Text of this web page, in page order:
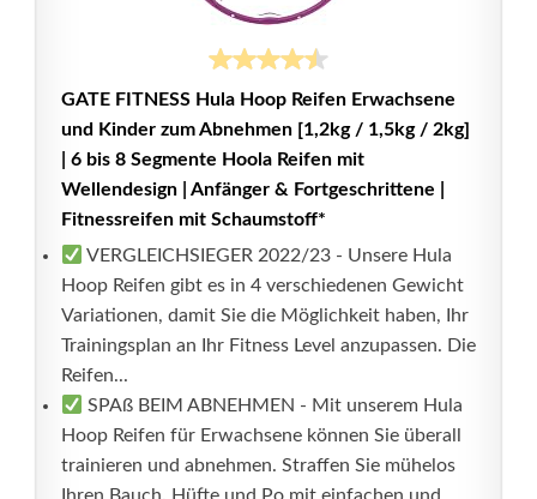
GATE FITNESS Hula Hoop Reifen Erwachsene
und Kinder zum Abnehmen [1,2kg / 1,5kg / 2kg]
| 6 bis 8 Segmente Hoola Reifen mit
Wellendesign | Anfänger & Fortgeschrittene |
Fitnessreifen mit Schaumstoff*
VERGLEICHSIEGER 2022/23 - Unsere Hula
Hoop Reifen gibt es in 4 verschiedenen Gewicht
Variationen, damit Sie die Möglichkeit haben, Ihr
Trainingsplan an Ihr Fitness Level anzupassen. Die
Reifen...
SPAß BEIM ABNEHMEN - Mit unserem Hula
Hoop Reifen für Erwachsene können Sie überall
trainieren und abnehmen. Straffen Sie mühelos